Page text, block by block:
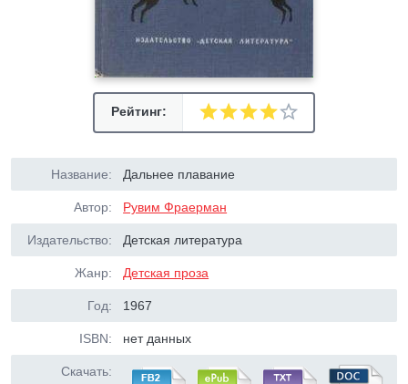
Рейтинг:
Название: Дальнее плавание
Автор: Рувим Фраерман
Издательство: Детская литература
Жанр: Детская проза
Год: 1967
ISBN: нет данных
Скачать: